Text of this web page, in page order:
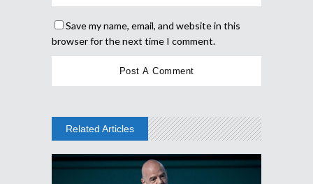
Save my name, email, and website in this
browser for the next time I comment.
Related Articles